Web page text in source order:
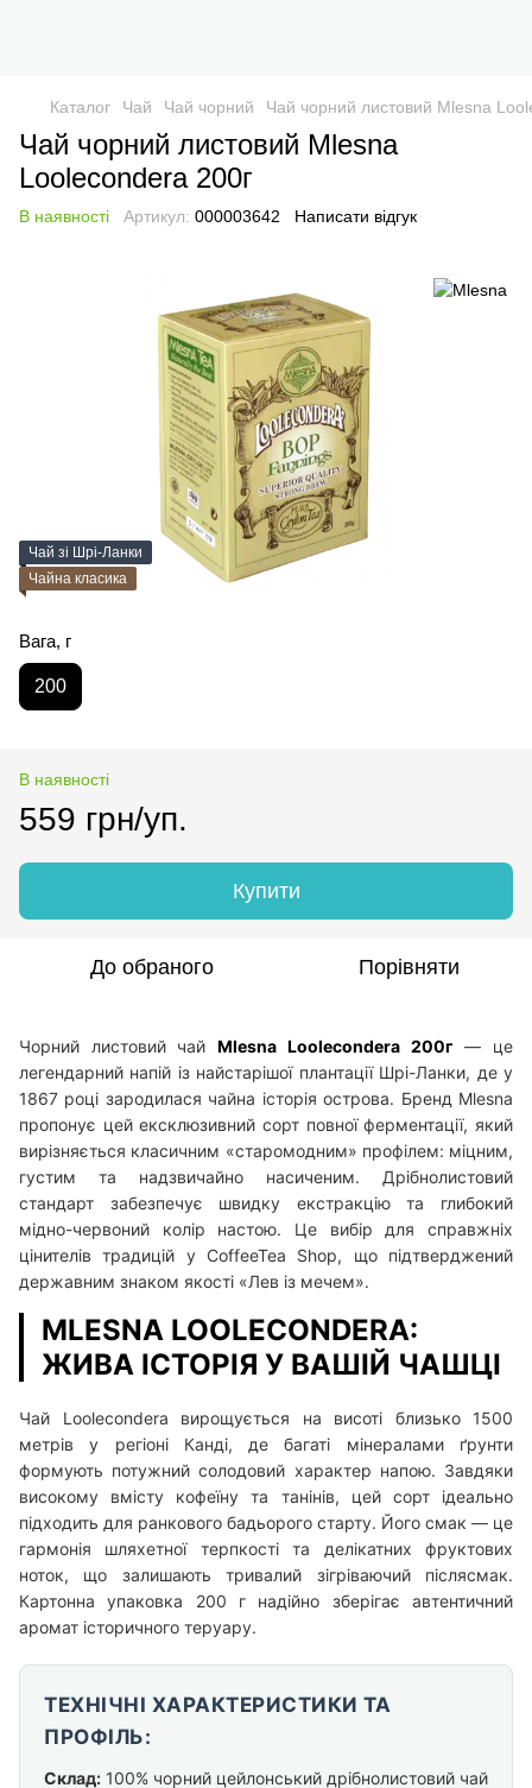
Каталог Чай Чай чорний Чай чорний листовий Mlesna
Чай чорний листовий Mlesna
Loolecondera 200г
В наявності Артикул: 000003642 Написати відгук
Чай зі Шрі-Ланки
Чайна класика
Вага, г
200
В наявності
559 грн/уп.
Купити
До обраного Порівняти
Чорний листовий чайMlesna Loolecondera 200г — це
легендарний напій із найстарішої плантації Шрі-Ланки, де у
1867 році зародилася чайна історія острова. Бренд Mlesna
пропонує цей ексклюзивний сорт повної ферментації, який
вирізняється класичним «старомодним» профілем: міцним,
густим та надзвичайно насиченим. Дрібнолистовий
стандарт забезпечує швидку екстракцію та глибокий
мідно-червоний колір настою. Це вибір для справжніх
цінителів традицій у CoffeeTea Shop, що підтверджений
державним знаком якості «Лев із мечем».
MLESNA LOOLECONDERA:
ЖИВА ІСТОРІЯ У ВАШІЙ ЧАШЦІ
Чай Loolecondera вирощується на висоті близько 1500
метрів у регіоні Канді, де багаті мінералами ґрунти
формують потужний солодовий характер напою. Завдяки
високому вмісту кофеїну та танінів, цей сорт ідеально
підходить для ранкового бадьорого старту. Його смак — це
гармонія шляхетної терпкості та делікатних фруктових
ноток, що залишають тривалий зігріваючий післясмак.
Картонна упаковка 200 г надійно зберігає автентичний
аромат історичного теруару.
ТЕХНІЧНІ ХАРАКТЕРИСТИКИ ТА
ПРОФІЛЬ:
Склад: 100% чорний цейлонський дрібнолистовий чай